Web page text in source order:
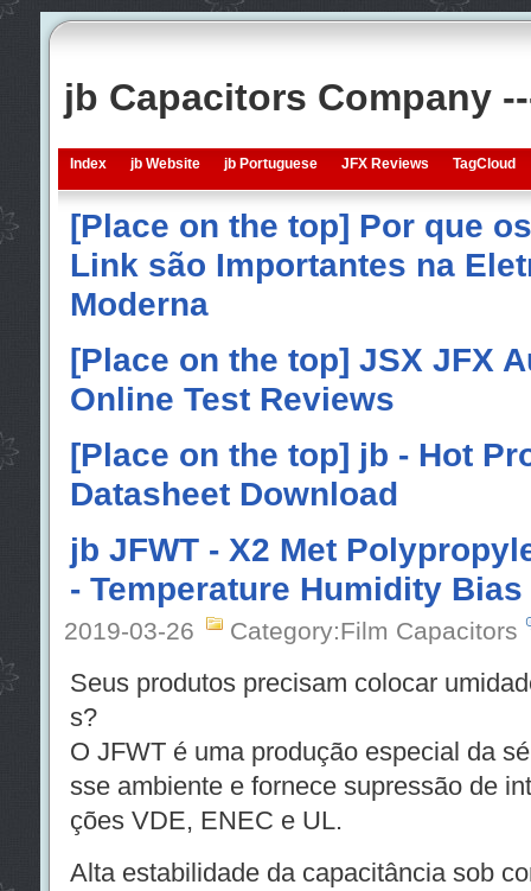
jb Capacitors Company
Index jb Website jb Portuguese JFX Reviews TagCloud
[Place on the top] Por que
Link são Importantes na
Moderna
[Place on the top] JSX JFX
Online Test Reviews
[Place on the top] jb - Hot
Datasheet Download
jb JFWT - X2 Met
- Temperature Humidity Bias
2019-03-26 Category:Film Capacitors
Seus produtos precisam colocar
s?
O JFWT é uma produção especial da
sse ambiente e fornece supressão de
ções VDE, ENEC e UL.
Alta estabilidade da capacitância sob